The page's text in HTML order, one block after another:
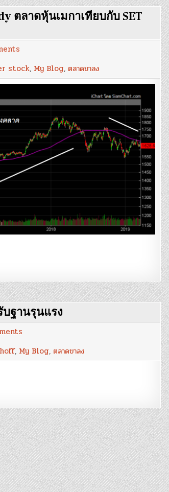
ตลาดหุ้นเมกาเทียบกับ SET
59
:
‘ตลาด
ขา
เป็น
Case
Study
ตลาด
หุ้น
กา
stock, My Blog, ตลาดขาลง
บฐานรุนแรง
58
:
‘Crash’
ตลาด
ปรับ
ฐาน
รุนแรง
, My Blog, ตลาดขาลง